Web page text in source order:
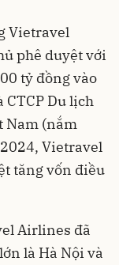
Vietravel
phê duyệt với
tỷ đồng vào
Du lịch
Nam (nắm
Vietravel
tăng vốn điều
Airlines đã
là Hà Nội và